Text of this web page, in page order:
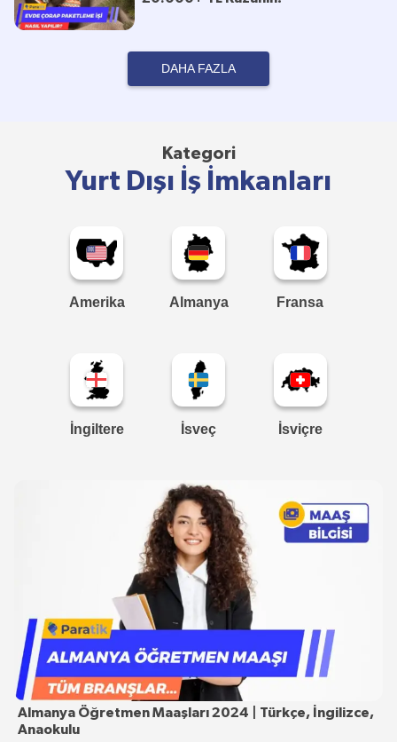
DAHA FAZLA
Kategori
Yurt Dışı İş İmkanları
Amerika Almanya Fransa
İngiltere İsveç İsviçre
Almanya Öğretmen Maaşları 2024 | Türkçe, İngilizce,
Anaokulu